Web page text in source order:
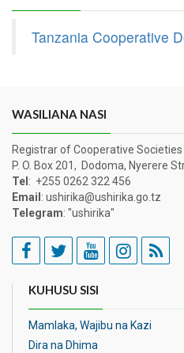
Tanzania Cooperative
WASILIANA NASI
Registrar of Cooperative Societies
P. O. Box 201, Dodoma, Nyerere
Tel : +255 0262 322 456
Email : ushirika@ushirika.go.tz
Telegram: "ushirika"
KUHUSU SISI
Mamlaka, Wajibu na Kazi
Dira na Dhima